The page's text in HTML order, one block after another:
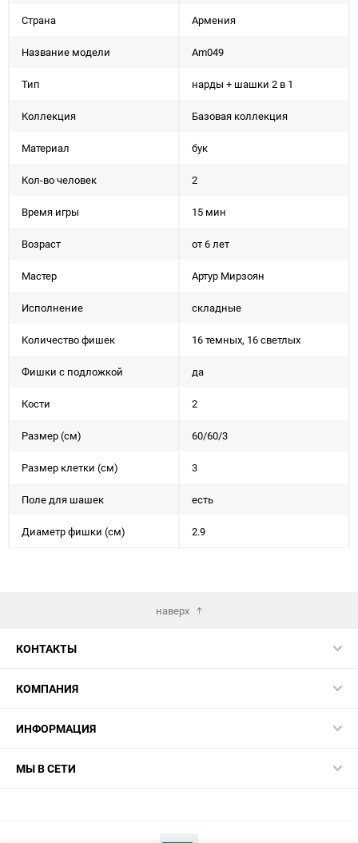
Страна Армения
Название модели Am049
Тип нарды + шашки 2 в 1
Коллекция Базовая коллекция
Материал бук
Кол-во человек 2
Время игры 15 мин
Возраст от 6 лет
Мастер Артур Мирзоян
Исполнение складные
Количество фишек 16 темных, 16 светлых
Фишки с подложкой да
Кости 2
Размер (см) 60/60/3
Размер клетки (см) 3
Поле для шашек есть
Диаметр фишки (см) 2.9
наверх
КОНТАКТЫ
КОМПАНИЯ
ИНФОРМАЦИЯ
МЫ В СЕТИ